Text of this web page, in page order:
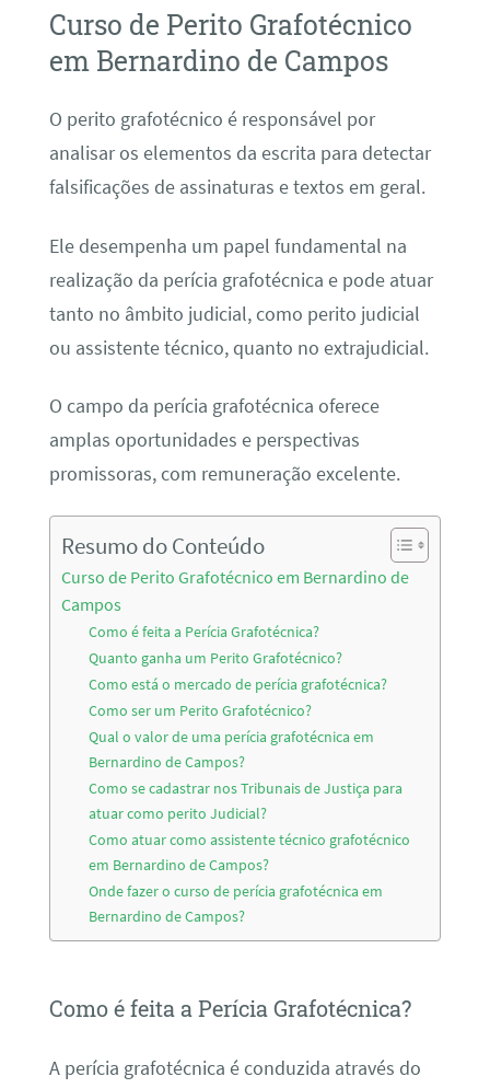
Curso de Perito Grafotécnico
em Bernardino de Campos
O perito grafotécnico é responsável por
analisar os elementos da escrita para detectar
falsificações de assinaturas e textos em geral.
Ele desempenha um papel fundamental na
realização da perícia grafotécnica e pode atuar
tanto no âmbito judicial, como perito judicial
ou assistente técnico, quanto no extrajudicial.
O campo da perícia grafotécnica oferece
amplas oportunidades e perspectivas
promissoras, com remuneração excelente.
Resumo do Conteúdo
Curso de Perito Grafotécnico em Bernardino de
Campos
Como é feita a Perícia Grafotécnica?
Quanto ganha um Perito Grafotécnico?
Como está o mercado de perícia grafotécnica?
Como ser um Perito Grafotécnico?
Qual o valor de uma perícia grafotécnica em
Bernardino de Campos?
Como se cadastrar nos Tribunais de Justiça para
atuar como perito Judicial?
Como atuar como assistente técnico grafotécnico
em Bernardino de Campos?
Onde fazer o curso de perícia grafotécnica em
Bernardino de Campos?
Como é feita a Perícia Grafotécnica?
A perícia grafotécnica é conduzida através do